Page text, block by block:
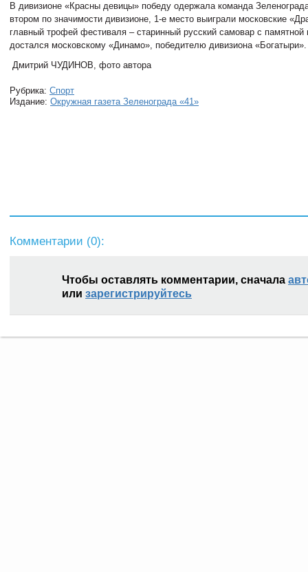
В дивизионе «Красны девицы» победу одержала команда
втором по значимости дивизионе, 1-е место выиграли московские
главный трофей фестиваля – старинный русский самовар с памятной
достался московскому «Динамо», победителю дивизиона «Богатыри».
Дмитрий ЧУДИНОВ, фото автора
Рубрика: Спорт
Издание: Окружная газета Зеленограда «41»
Комментарии (0):
Чтобы оставлять комментарии, сначала
или зарегистрируйтесь